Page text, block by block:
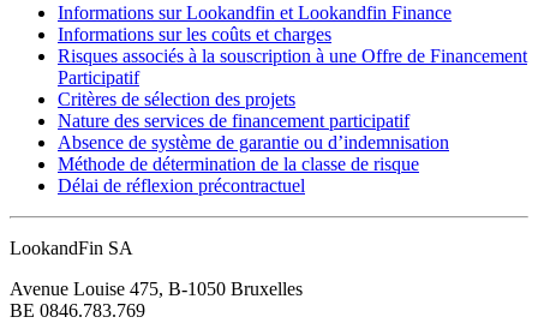
Informations sur Lookandfin et Lookandfin Finance
Informations sur les coûts et charges
Risques associés à la souscription à une Offre de Financement
Participatif
Critères de sélection des projets
Nature des services de financement participatif
Absence de système de garantie ou d’indemnisation
Méthode de détermination de la classe de risque
Délai de réflexion précontractuel
LookandFin SA
Avenue Louise 475, B-1050 Bruxelles
BE 0846.783.769